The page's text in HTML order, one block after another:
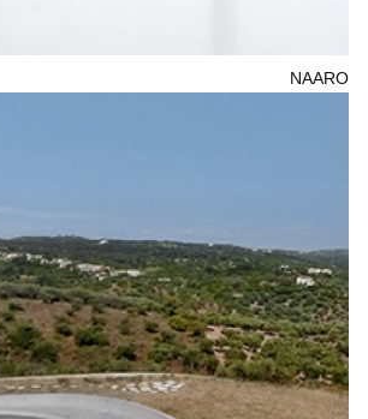
NAARO